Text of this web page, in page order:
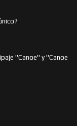
"Canoe" y "Canoe